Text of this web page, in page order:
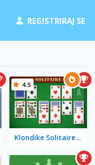
REGISTRIRAJ SE
Klondike Solitaire Big
4.5